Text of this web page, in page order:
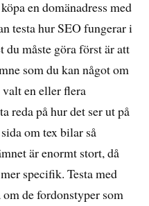
en domänadress med
testa hur SEO fungerar i
måste göra först är att
som du kan något om
en eller flera
reda på hur det ser ut på
om tex bilar så
är enormt stort, då
specifik. Testa med
de fordonstyper som